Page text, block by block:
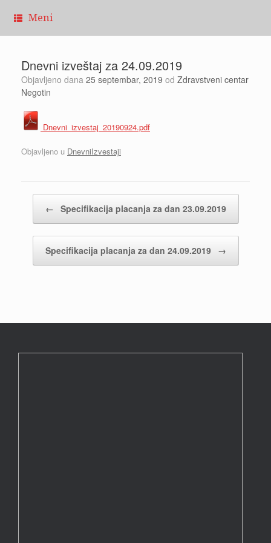
Meni
Dnevni izveštaj za 24.09.2019
Objavljeno dana 25 septembar, 2019 od Zdravstveni centar
Negotin
Dnevni_izvestaj_20190924.pdf
Objavljeno u DnevniIzvestaji
← Specifikacija placanja za dan 23.09.2019
Specifikacija placanja za dan 24.09.2019 →